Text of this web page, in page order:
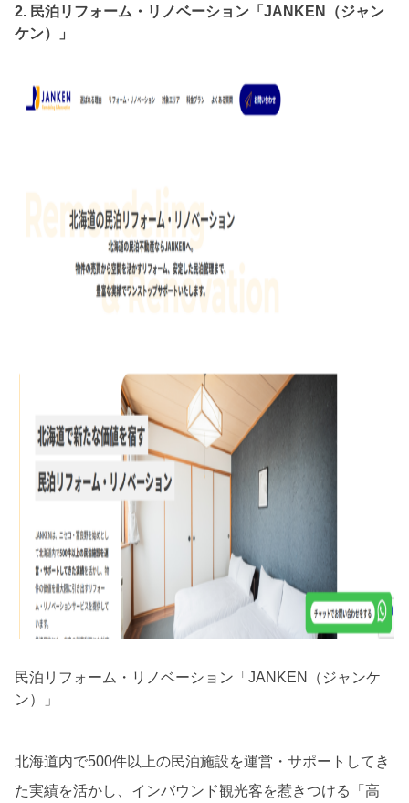
2. 民泊リフォーム・リノベーション「JANKEN（ジャン
ケン）」
民泊リフォーム・リノベーション「JANKEN（ジャンケ
ン）」
北海道内で500件以上の民泊施設を運営・サポートしてき
た実績を活かし、インバウンド観光客を惹きつける「高